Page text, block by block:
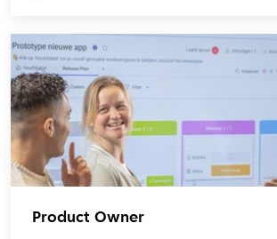
Product Owner